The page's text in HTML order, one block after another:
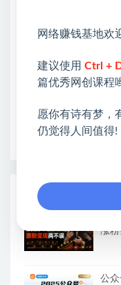
类&副业类，资源
各种项目 + 提升网
❤本站为众多团队
❤如果您也依存于
早为您提供丰盛价
热门课程展示
涨
公
网络赚钱基地欢
建议使用 Ctrl +
篇优秀网创课程
愿你有诗有梦，
仍觉得人间值得!